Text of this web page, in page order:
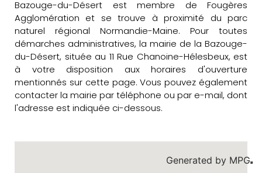
Bazouge-du-Désert est membre de Fougères
Agglomération et se trouve à proximité du parc
naturel régional Normandie-Maine. Pour toutes
démarches administratives, la mairie de la Bazouge-
du-Désert, située au 11 Rue Chanoine-Hélesbeux, est
à votre disposition aux horaires d'ouverture
mentionnés sur cette page. Vous pouvez également
contacter la mairie par téléphone ou par e-mail, dont
l'adresse est indiquée ci-dessous.
Generated by MPG